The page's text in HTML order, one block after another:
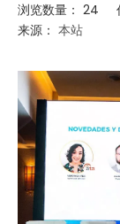
浏览数量： 24
来源：
本站